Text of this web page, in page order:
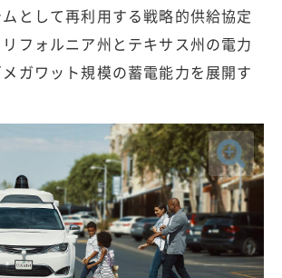
として再利用する戦略的供給協定
フォルニア州とテキサス州の電力
ガワット規模の蓄電能力を展開す